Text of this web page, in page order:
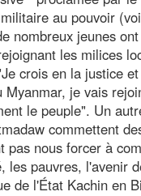
au pouvoir
nombreux jeunes
les milices
crois en la justice
je vais
le peuple". Un
commettent
nous forcer à
les pauvres, l'avenir
de l'État Kachin en